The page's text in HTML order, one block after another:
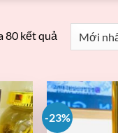
80 kết quả
-23%